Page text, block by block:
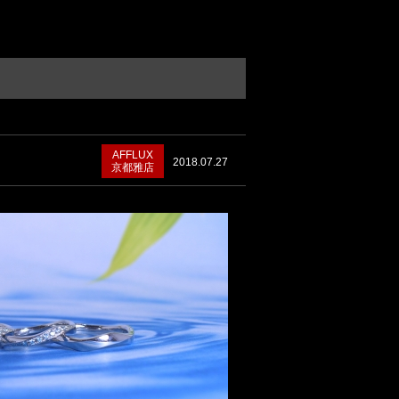
2018.07.27
AFFLUX
京都雅店